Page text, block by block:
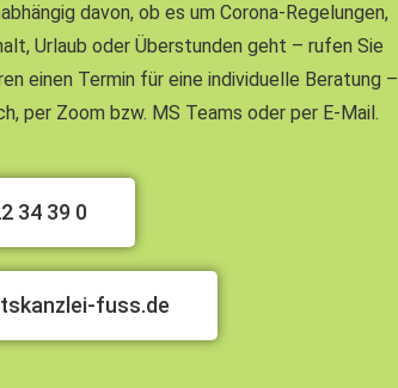
davon, ob es um Corona-Regelungen,
Urlaub oder Überstunden geht – rufen Sie
einen Termin für eine individuelle Beratung –
per Zoom bzw. MS Teams oder per E-Mail.
34 39 0
fuss.de